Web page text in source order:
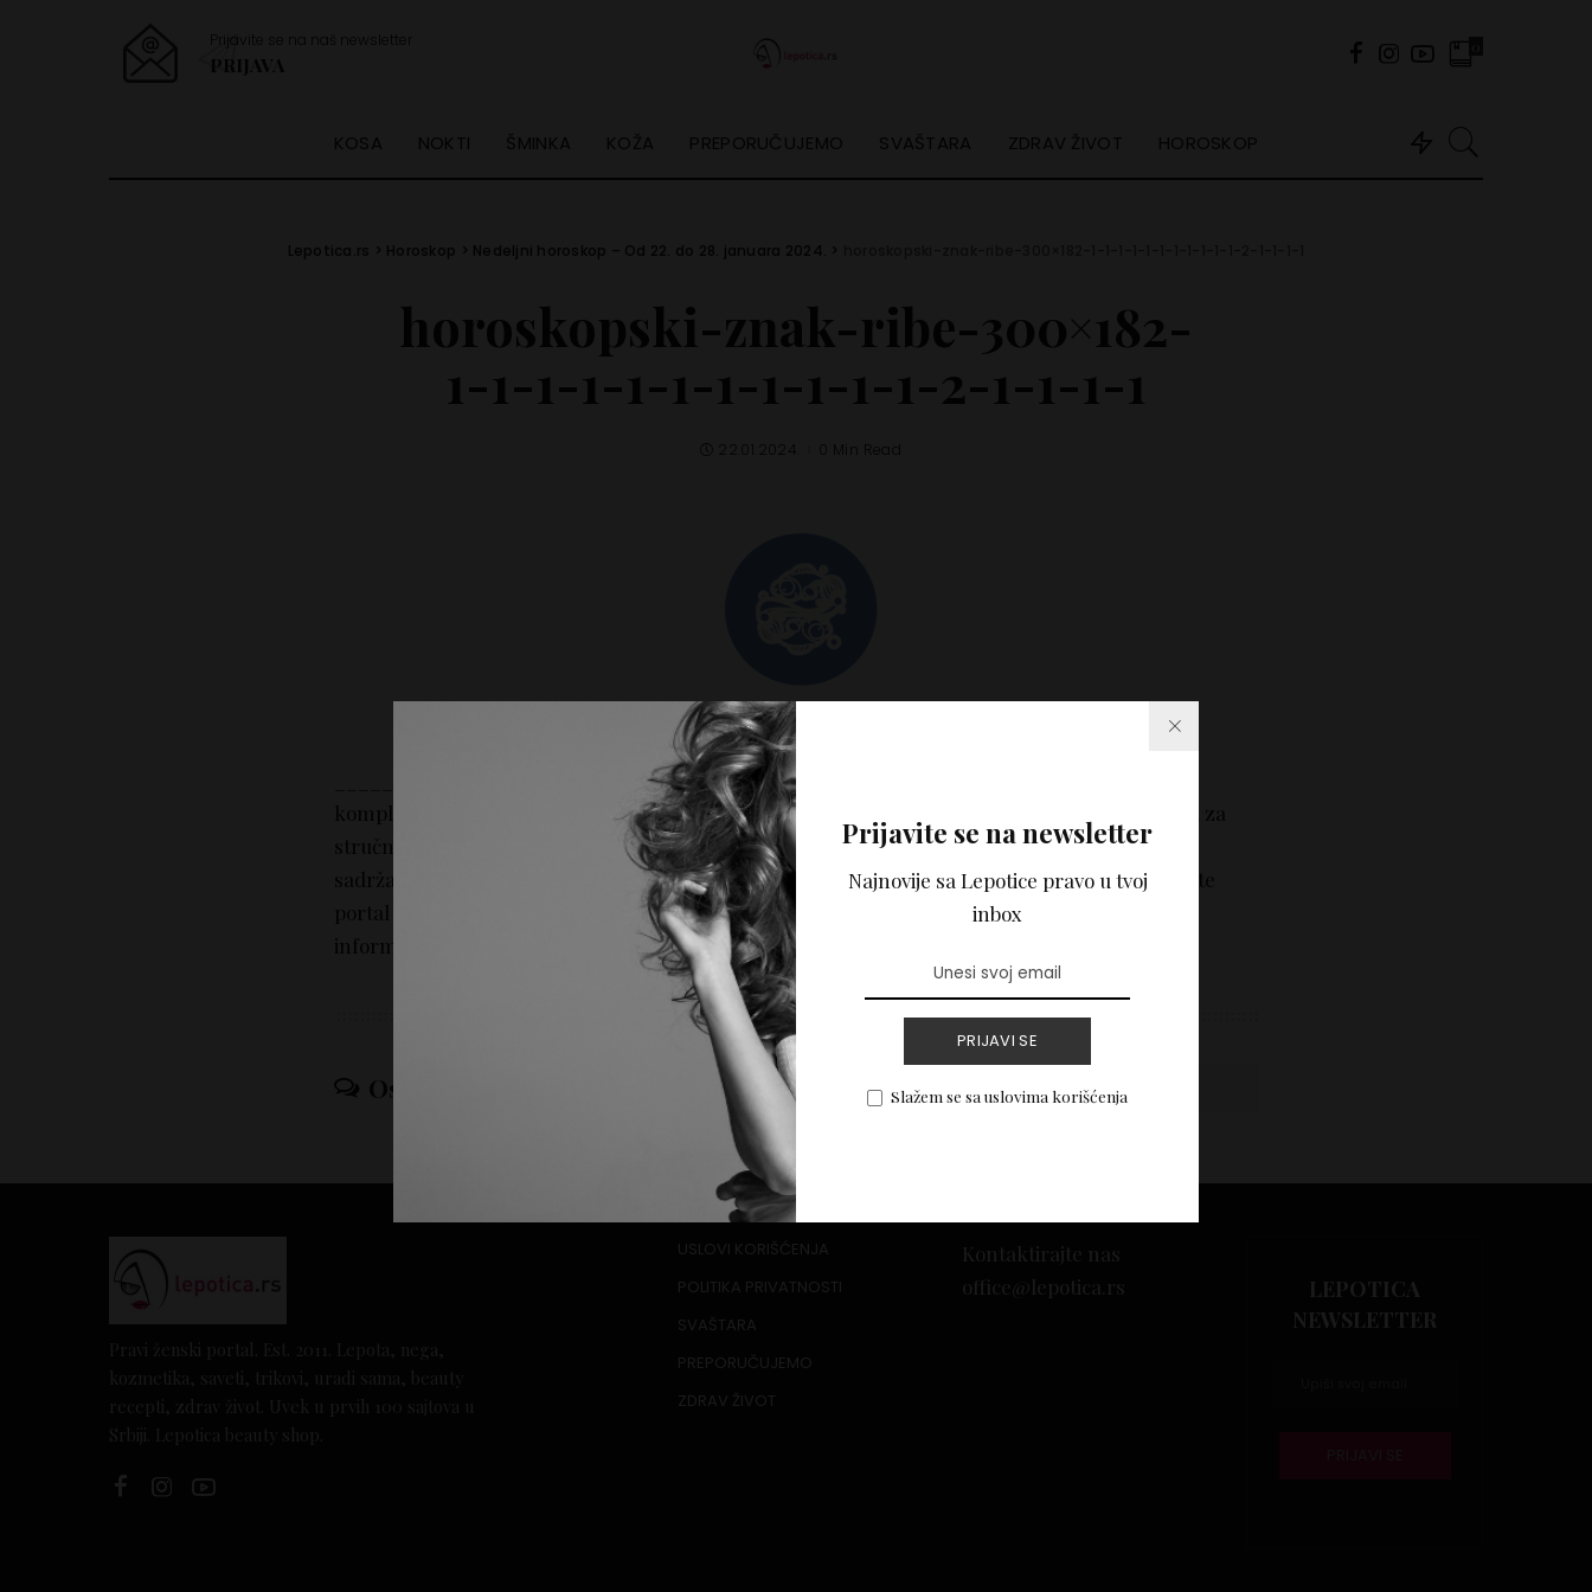
Prijavite se na newsletter
Najnovije sa Lepotice pravo u tvoj
inbox
PRIJAVI SE
Slažem se sa uslovima korišćenja
Prijavite se na naš newsletter
PRIJAVA
KOSA NOKTI ŠMINKA KOŽA PREPORUČUJEMO SVAŠTARA ZDRAV ŽIVOT HOROSKOP
Lepotica.rs > Horoskop > Nedeljni horoskop – Od 22. do 28. januara 2024. >
horoskopski-znak-ribe-300×182-
1-1-1-1-1-1-1-1-1-1-1-2-1-1-1-1
22.01.2024.
_____________________________________________________________ Svi tekstovi i
kompletan sadržaj na portalu Lepotica.rs napisani su samo u informativne svrhe i nije zamena za
stručni savet. Portal Lepotica.rs ne pruža medicinske, psihološke niti bilo koje stručne savete i
sadržaj tekstova na portalu ne predstavlja mišljenje autora i nije zamena za stručno mišljenje, te
portal Lepotica.rs ne može preuzeti odgovornost za eventualnu štetu nastalu korišćenjem
informacija iz sadržaja tekstova.
Ostavi odgovor Vidi komentare
USLOVI KORIŠĆENJA
POLITIKA PRIVATNOSTI
SVAŠTARA
PREPORUČUJEMO
ZDRAV ŽIVOT
Kontaktirajte nas
office@lepotica.rs
LEPOTICA
NEWSLETTER